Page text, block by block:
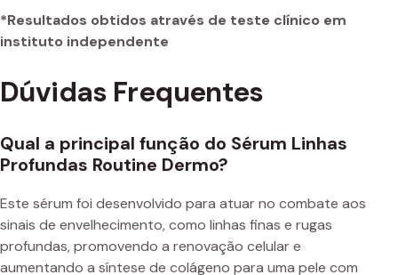
*Resultados obtidos através de teste clínico em
instituto independente
Dúvidas Frequentes
Qual a principal função do Sérum Linhas
Profundas Routine Dermo?
Este sérum foi desenvolvido para atuar no combate aos
sinais de envelhecimento, como linhas finas e rugas
profundas, promovendo a renovação celular e
aumentando a síntese de colágeno para uma pele com